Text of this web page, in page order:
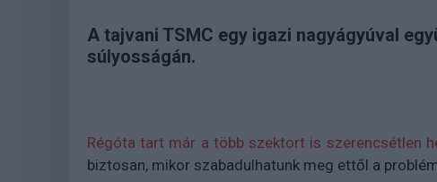
A tajvani TSMC egy igazi nagyágyúval
súlyosságán.
Régóta tart már a több szektort is szerencsétlen
biztosan, mikor szabadulhatunk meg ettől a